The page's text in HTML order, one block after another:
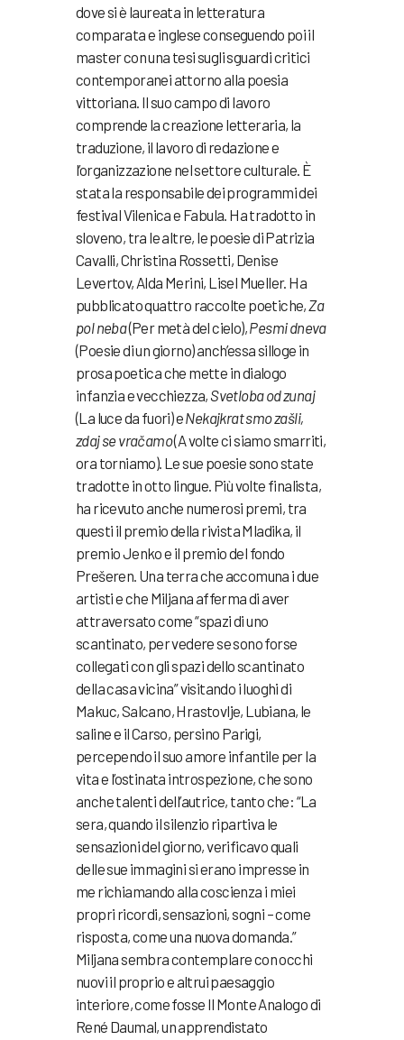
dove si è laureata in letteratura
comparata e inglese conseguendo poi il
master con una tesi sugli sguardi critici
contemporanei attorno alla poesia
vittoriana. Il suo campo di lavoro
comprende la creazione letteraria, la
traduzione, il lavoro di redazione e
l’organizzazione nel settore culturale. È
stata la responsabile dei programmi dei
festival Vilenica e Fabula. Ha tradotto in
sloveno, tra le altre, le poesie di Patrizia
Cavalli, Christina Rossetti, Denise
Levertov, Alda Merini, Lisel Mueller. Ha
pubblicato quattro raccolte poetiche,Za
polneba(Per metà del cielo),Pesmi dneva
(Poesie di un giorno) anch’essa silloge in
prosa poetica che mette in dialogo
infanzia e vecchiezza, Svetloba od zunaj
(La luce da fuori) eNekajkrat smo zašli,
zdaj se vračamo(A volte ci siamo smarriti,
ora torniamo). Le sue poesie sono state
tradotte in otto lingue. Più volte finalista,
ha ricevuto anche numerosi premi, tra
questi il premio della rivista Mladika, il
premio Jenko e il premio del fondo
Prešeren. Una terra che accomuna i due
artisti e che Miljana afferma di aver
attraversato come “spazi di uno
scantinato, per vedere se sono forse
collegati con gli spazi dello scantinato
della casa vicina” visitando i luoghi di
Makuc, Salcano, Hrastovlje, Lubiana, le
saline e il Carso, persino Parigi,
percependo il suo amore infantile per la
vita e l’ostinata introspezione, che sono
anche talenti dell’autrice, tanto che: “La
sera, quando il silenzio ripartiva le
sensazioni del giorno, verificavo quali
delle sue immagini si erano impresse in
me richiamando alla coscienza i miei
propri ricordi, sensazioni, sogni – come
risposta, come una nuova domanda.”
Miljana sembra contemplare con occhi
nuovi il proprio e altrui paesaggio
interiore, come fosse Il Monte Analogo di
René Daumal, un apprendistato